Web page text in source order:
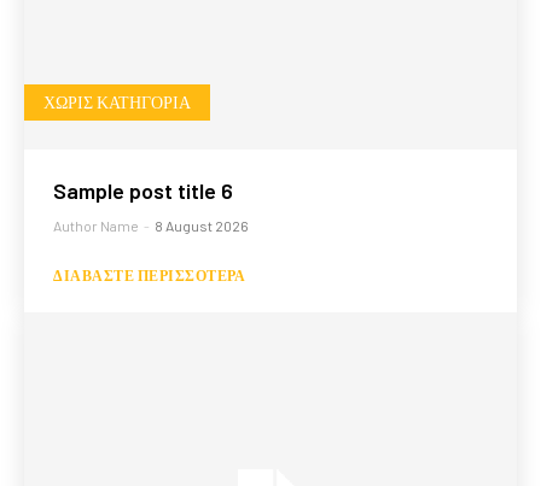
ΧΩΡΊΣ ΚΑΤΗΓΟΡΊΑ
Sample post title 6
Author Name - 8 August 2026
ΔΙΑΒΆΣΤΕ ΠΕΡΙΣΣΌΤΕΡΑ